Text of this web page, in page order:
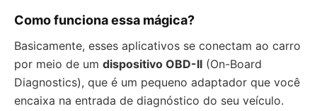
Como funciona essa mágica?
Basicamente, esses aplicativos se conectam ao carro
por meio de um dispositivo OBD-II (On-Board
Diagnostics), que é um pequeno adaptador que você
encaixa na entrada de diagnóstico do seu veículo.